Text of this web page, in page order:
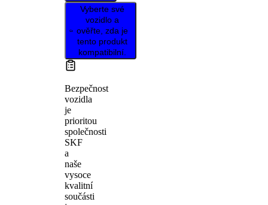
Vyberte své
vozidlo a
ověřte, zda je
tento produkt
kompatibilní.
Bezpečnost
vozidla
je
prioritou
společnosti
SKF
a
naše
vysoce
kvalitní
součásti